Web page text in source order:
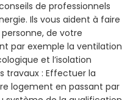
de professionnels
Ils vous aident à faire
de votre
par exemple la ventilation
et l’isolation
travaux : Effectuer la
logement en passant par